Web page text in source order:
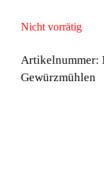
Nicht vorrätig
Artikelnummer:
Gewürzmühlen